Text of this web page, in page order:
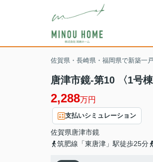
佐賀県・長崎県・福岡県で新築一
唐津市鏡-第10 〈1号棟
2,288万円
支払いシミュレーション
佐賀県唐津市鏡
筑肥線「東唐津」駅徒歩25分